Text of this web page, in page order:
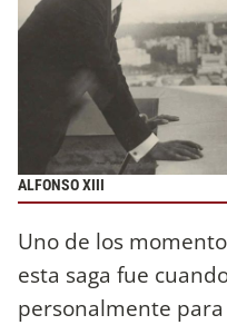
ALFONSO XIII
Uno de los
esta saga fue
personalmente